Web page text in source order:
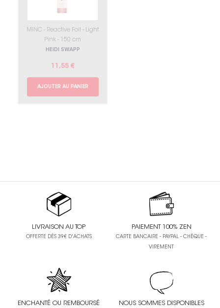
MINC - Reactive Foil - Light
Pink - 150 cm
HEIDI SWAPP
11,55 €
AJOUTER AU PANIER
LIVRAISON AU TOP
OFFERTE DÈS 39€ D'ACHATS
PAIEMENT 100% ZEN
CARTE BANCAIRE - PAYPAL - CHÈQUE -
VIREMENT
ENCHANTÉ OU REMBOURSÉ NOUS SOMMES DISPONIBLES